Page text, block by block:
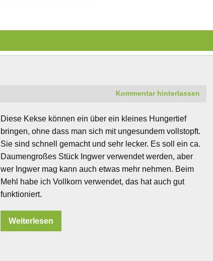
Kommentar hinterlassen
Diese Kekse können ein über ein kleines Hungertief
bringen, ohne dass man sich mit ungesundem vollstopft.
Sie sind schnell gemacht und sehr lecker. Es soll ein ca.
Daumengroßes Stück Ingwer verwendet werden, aber
wer Ingwer mag kann auch etwas mehr nehmen. Beim
Mehl habe ich Vollkorn verwendet, das hat auch gut
funktioniert.
Weiterlesen